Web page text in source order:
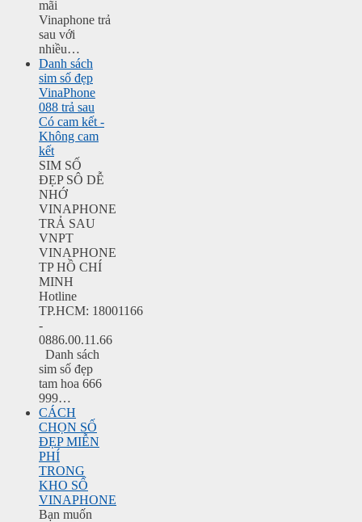
mãi
Vinaphone trả
sau với
nhiều…
Danh sách
sim số đẹp
VinaPhone
088 trả sau
Có cam kết -
Không cam
kết
SIM SỐ
ĐẸP SÔ DỄ
NHỚ
VINAPHONE
TRẢ SAU
VNPT
VINAPHONE
TP HỒ CHÍ
MINH
Hotline
TP.HCM: 18001166
-
0886.00.11.66
Danh sách
sim số đẹp
tam hoa 666
999…
CÁCH
CHỌN SỐ
ĐẸP MIỄN
PHÍ
TRONG
KHO SỐ
VINAPHONE
Bạn muốn